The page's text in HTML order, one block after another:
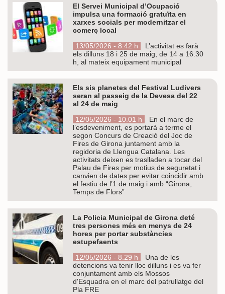
El Servei Municipal d’Ocupació
impulsa una formació gratuïta en
xarxes socials per modernitzar el
comerç local
13/05/2026 - 8.42 h
L’activitat es farà
els dilluns 18 i 25 de maig, de 14 a 16.30
h, al mateix equipament municipal
Els sis planetes del Festival Ludivers
seran al passeig de la Devesa del 22
al 24 de maig
12/05/2026 - 10.01 h
En el marc de
l’esdeveniment, es portarà a terme el
segon Concurs de Creació del Joc de
Fires de Girona juntament amb la
regidoria de Llengua Catalana. Les
activitats deixen es traslladen a tocar del
Palau de Fires per motius de seguretat i
canvien de dates per evitar coincidir amb
el festiu de l’1 de maig i amb “Girona,
Temps de Flors”
La Policia Municipal de Girona deté
tres persones més en menys de 24
hores per portar substàncies
estupefaents
12/05/2026 - 8.29 h
Una de les
detencions va tenir lloc dilluns i es va fer
conjuntament amb els Mossos
d'Esquadra en el marc del patrullatge del
Pla FRE